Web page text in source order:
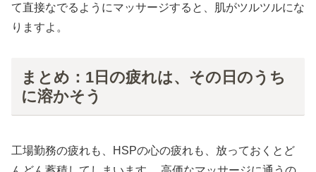
て直接なでるようにマッサージすると、肌がツルツルにな
りますよ。
まとめ：1日の疲れは、その日のうち
に溶かそう
工場勤務の疲れも、HSPの心の疲れも、放っておくとど